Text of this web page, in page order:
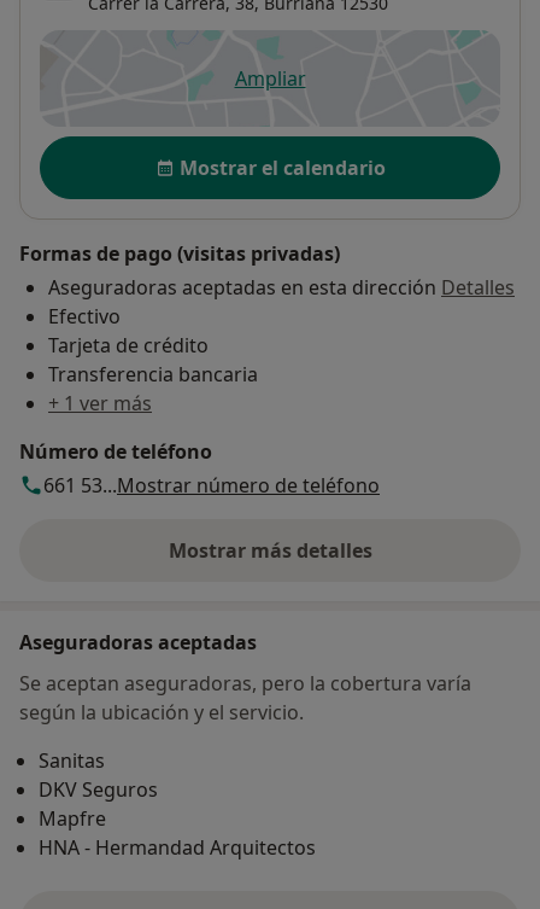
Ampliarse abre en una nueva
Disponibilidad
Mostrar el calendario
Formas de pago (visitas privadas)
Aseguradoras aceptadas en esta dirección Detalles
Efectivo
Tarjeta de crédito
Transferencia bancaria
+ 1 ver más
Número de teléfono
661 53...Mostrar número de teléfono
Mostrar más detalles
sobre la dirección
Aseguradoras aceptadas
Se aceptan aseguradoras, pero la cobertura varía
según la ubicación y el servicio.
Sanitas
DKV Seguros
Mapfre
HNA - Hermandad Arquitectos